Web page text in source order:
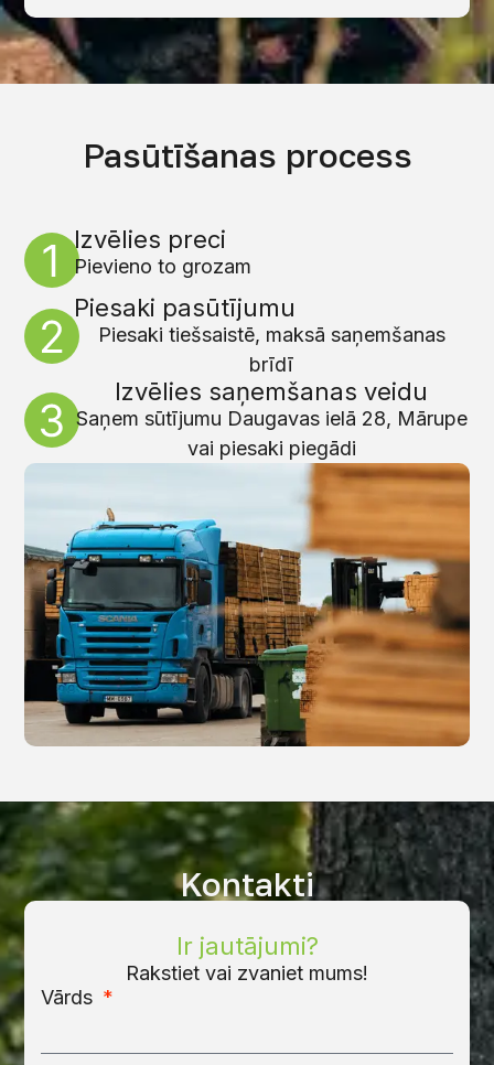
Pasūtīšanas process
Izvēlies preci
Pievieno to grozam
Piesaki pasūtījumu
Piesaki tiešsaistē, maksā saņemšanas
brīdī
Izvēlies saņemšanas veidu
Saņem sūtījumu Daugavas ielā 28, Mārupe
vai piesaki piegādi
Kontakti
Ir jautājumi?
Rakstiet vai zvaniet mums!
Vārds